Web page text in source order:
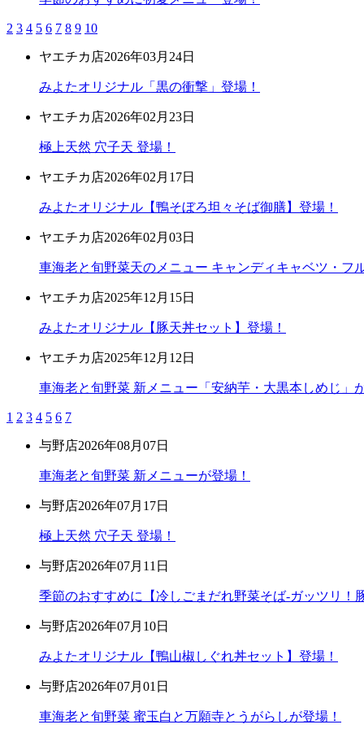
2 3 4 5 6 7 8 9 10
ヤエチカ店2026年03月24日
みよたオリジナル「黒の衝撃」登場！
ヤエチカ店2026年02月23日
極上天然 穴子天 登場！
ヤエチカ店2026年02月17日
みよたオリジナル【鴨そぼろ坦々そば御膳】登場！
ヤエチカ店2026年02月03日
車海老と旬野菜天のメニュー キャンディキャベツ・フ
ヤエチカ店2025年12月15日
みよたオリジナル【豚天丼セット】登場！
ヤエチカ店2025年12月12日
車海老と旬野菜 新メニュー「安納芋・大黒本しめじ」
1 2 3 4 5 6 7
与野店2026年08月07日
車海老と旬野菜 新メニューが登場！
与野店2026年07月17日
極上天然 穴子天 登場！
与野店2026年07月11日
季節のおすすめに【冷しごまだれ野菜そば-ガッツリ！
与野店2026年07月10日
みよたオリジナル【鴨山椒しぐれ丼セット】登場！
与野店2026年07月01日
車海老と旬野菜 蜜玉白と万願寺とうがらしが登場！